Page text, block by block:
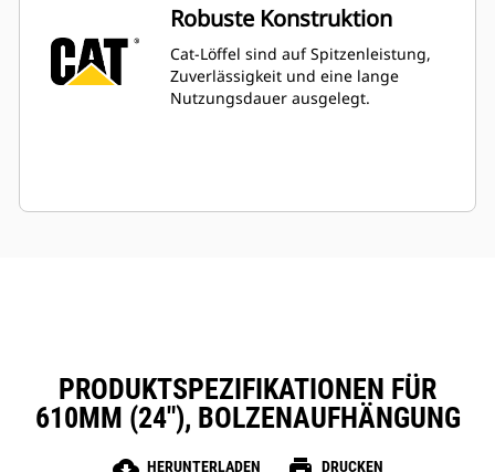
Robuste Konstruktion
Cat-Löffel sind auf Spitzenleistung,
Zuverlässigkeit und eine lange
Nutzungsdauer ausgelegt.
PRODUKTSPEZIFIKATIONEN FÜR
610MM (24″), BOLZENAUFHÄNGUNG
HERUNTERLADEN DRUCKEN